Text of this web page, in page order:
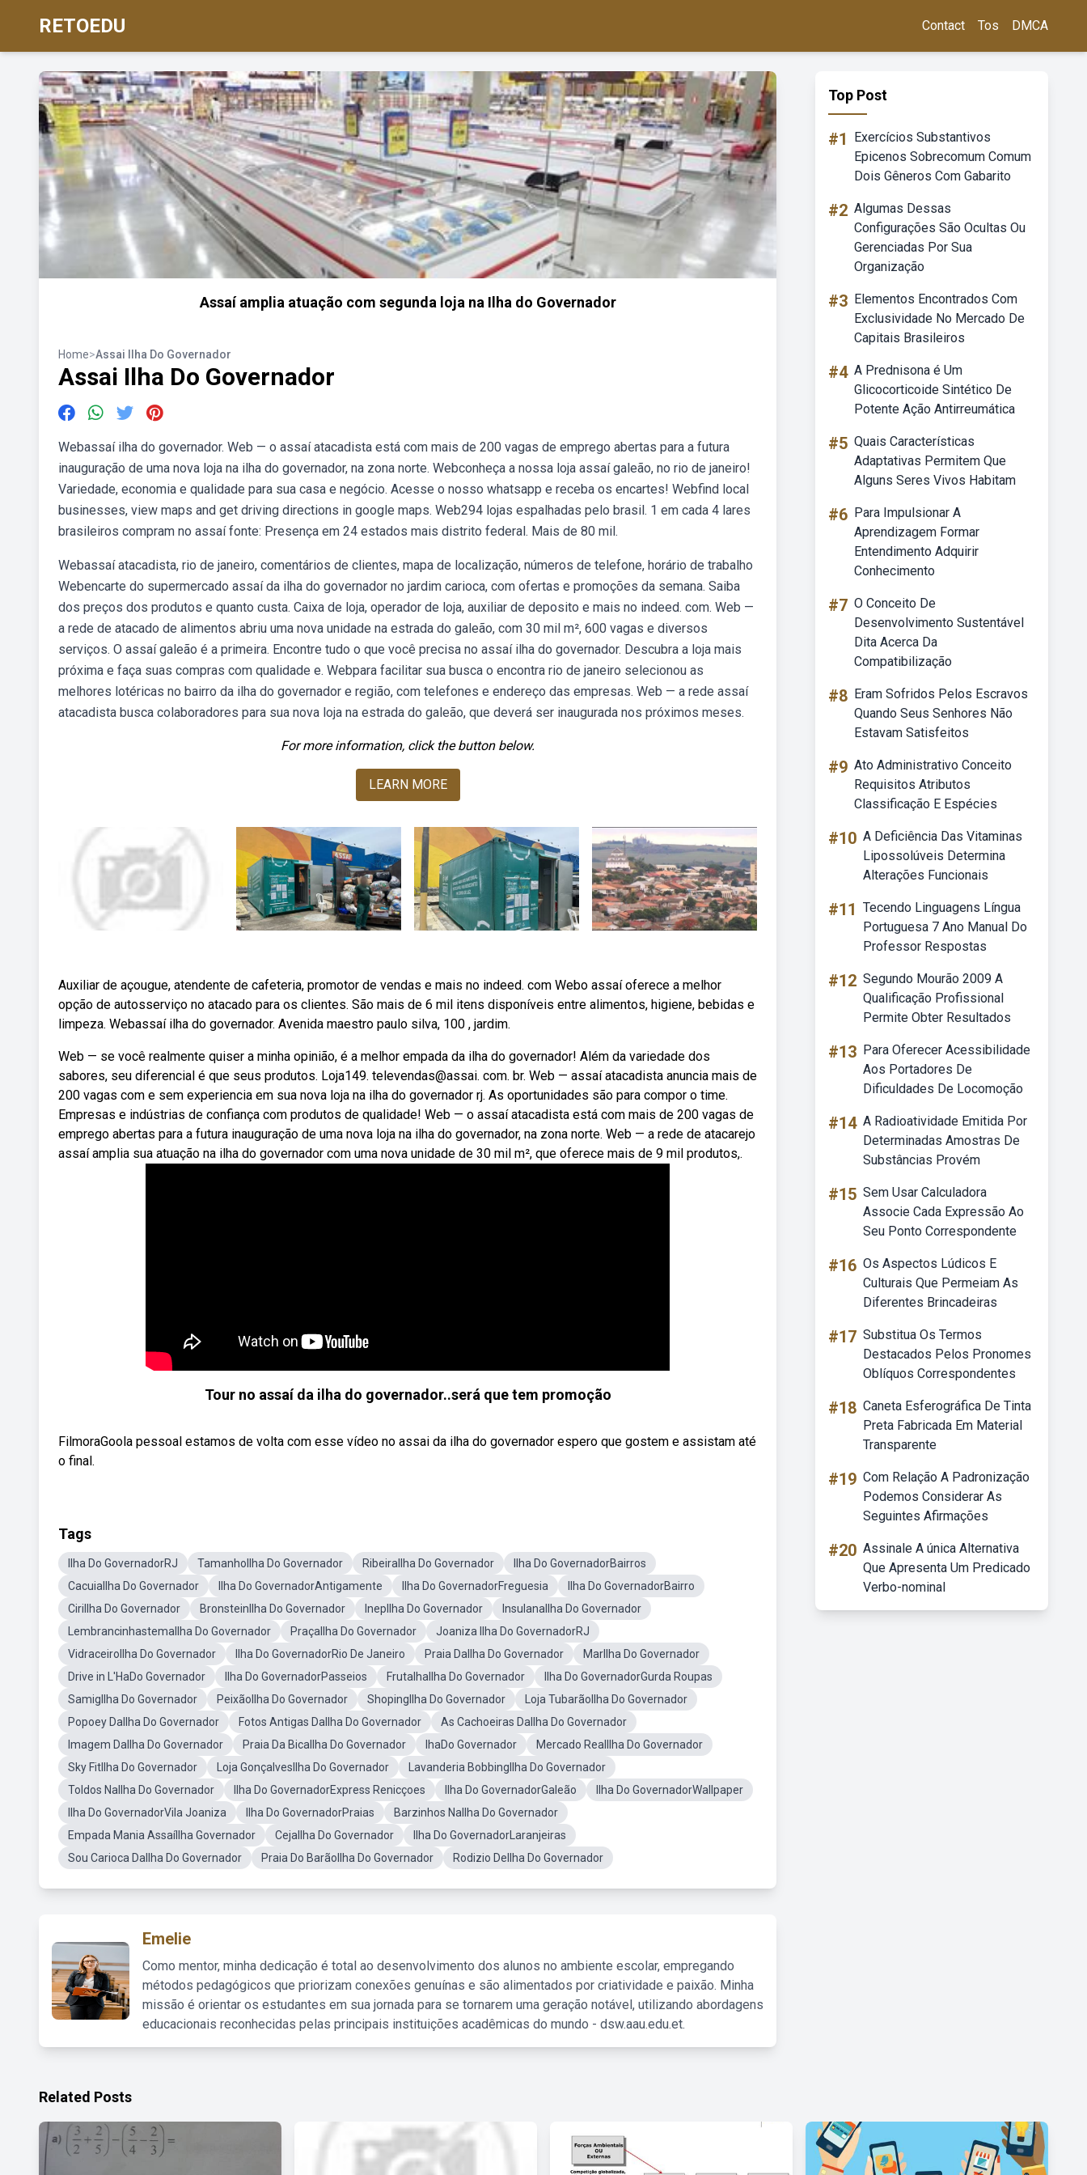
RETOEDU Contact Tos DMCA
Assaí amplia atuação com segunda loja na Ilha do Governador
Home>Assai Ilha Do Governador
Assai Ilha Do Governador
Webassaí ilha do governador. Web — o assaí atacadista está com mais de 200 vagas de emprego abertas para a futura
inauguração de uma nova loja na ilha do governador, na zona norte. Webconheça a nossa loja assaí galeão, no rio de janeiro!
Variedade, economia e qualidade para sua casa e negócio. Acesse o nosso whatsapp e receba os encartes! Webfind local
businesses, view maps and get driving directions in google maps. Web294 lojas espalhadas pelo brasil. 1 em cada 4 lares
brasileiros compram no assaí fonte: Presença em 24 estados mais distrito federal. Mais de 80 mil.
Webassaí atacadista, rio de janeiro, comentários de clientes, mapa de localização, números de telefone, horário de trabalho
Webencarte do supermercado assaí da ilha do governador no jardim carioca, com ofertas e promoções da semana. Saiba
dos preços dos produtos e quanto custa. Caixa de loja, operador de loja, auxiliar de deposito e mais no indeed. com. Web —
a rede de atacado de alimentos abriu uma nova unidade na estrada do galeão, com 30 mil m², 600 vagas e diversos
serviços. O assaí galeão é a primeira. Encontre tudo o que você precisa no assaí ilha do governador. Descubra a loja mais
próxima e faça suas compras com qualidade e. Webpara facilitar sua busca o encontra rio de janeiro selecionou as
melhores lotéricas no bairro da ilha do governador e região, com telefones e endereço das empresas. Web — a rede assaí
atacadista busca colaboradores para sua nova loja na estrada do galeão, que deverá ser inaugurada nos próximos meses.
For more information, click the button below.
LEARN MORE
Auxiliar de açougue, atendente de cafeteria, promotor de vendas e mais no indeed. com Webo assaí oferece a melhor
opção de autosserviço no atacado para os clientes. São mais de 6 mil itens disponíveis entre alimentos, higiene, bebidas e
limpeza. Webassaí ilha do governador. Avenida maestro paulo silva, 100 , jardim.
Web — se você realmente quiser a minha opinião, é a melhor empada da ilha do governador! Além da variedade dos
sabores, seu diferencial é que seus produtos. Loja149. televendas@assai. com. br. Web — assaí atacadista anuncia mais de
200 vagas com e sem experiencia em sua nova loja na ilha do governador rj. As oportunidades são para compor o time.
Empresas e indústrias de confiança com produtos de qualidade! Web — o assaí atacadista está com mais de 200 vagas de
emprego abertas para a futura inauguração de uma nova loja na ilha do governador, na zona norte. Web — a rede de atacarejo
assaí amplia sua atuação na ilha do governador com uma nova unidade de 30 mil m², que oferece mais de 9 mil produtos,.
Tour no assaí da ilha do governador..será que tem promoção
FilmoraGoola pessoal estamos de volta com esse vídeo no assai da ilha do governador espero que gostem e assistam até
o final.
Tags
Ilha Do GovernadorRJ TamanhoIlha Do Governador RibeiraIlha Do Governador
Ilha Do GovernadorBairros
CacuiaIlha Do Governador
Ilha Do GovernadorAntigamente Ilha Do GovernadorFreguesia
Ilha Do GovernadorBairro
CiriIlha Do Governador
BronsteinIlha Do Governador InepIlha Do Governador
InsulanaIlha Do Governador
LembrancinhastemaIlha Do Governador
PraçaIlha Do Governador
Joaniza Ilha Do GovernadorRJ
VidraceiroIlha Do Governador
Ilha Do GovernadorRio De Janeiro Praia DaIlha Do Governador
MarIlha Do Governador
Drive in L'HaDo Governador
Ilha Do GovernadorPasseios FrutalhaIlha Do Governador
Ilha Do GovernadorGurda Roupas
SamigIlha Do Governador
PeixãoIlha Do Governador ShopingIlha Do Governador
Loja TubarãoIlha Do Governador
Popoey DaIlha Do Governador
Fotos Antigas DaIlha Do Governador
As Cachoeiras DaIlha Do Governador
Imagem DaIlha Do Governador
Praia Da BicaIlha Do Governador IhaDo Governador
Mercado RealIlha Do Governador
Sky FitIlha Do Governador
Loja GonçalvesIlha Do Governador
Lavanderia BobbingIlha Do Governador
Toldos NaIlha Do Governador
Ilha Do GovernadorExpress Renicçoes Ilha Do GovernadorGaleão
Ilha Do GovernadorWallpaper
Ilha Do GovernadorVila Joaniza
Ilha Do GovernadorPraias
Barzinhos NaIlha Do Governador
Empada Mania AssaíIlha Governador
CejaIlha Do Governador
Ilha Do GovernadorLaranjeiras
Sou Carioca DaIlha Do Governador
Praia Do BarãoIlha Do Governador Rodizio DeIlha Do Governador
Emelie
Como mentor, minha dedicação é total ao desenvolvimento dos alunos no ambiente escolar, empregando
métodos pedagógicos que priorizam conexões genuínas e são alimentados por criatividade e paixão. Minha
missão é orientar os estudantes em sua jornada para se tornarem uma geração notável, utilizando abordagens
educacionais reconhecidas pelas principais instituições acadêmicas do mundo - dsw.aau.edu.et.
Top Post
#1
Exercícios Substantivos
Epicenos Sobrecomum Comum
Dois Gêneros Com Gabarito
#2 Algumas Dessas
Configurações São Ocultas Ou
Gerenciadas Por Sua
Organização
#3 Elementos Encontrados Com
Exclusividade No Mercado De
Capitais Brasileiros
#4 A Prednisona é Um
Glicocorticoide Sintético De
Potente Ação Antirreumática
#5 Quais Características
Adaptativas Permitem Que
Alguns Seres Vivos Habitam
#6 Para Impulsionar A
Aprendizagem Formar
Entendimento Adquirir
Conhecimento
#7 O Conceito De
Desenvolvimento Sustentável
Dita Acerca Da
Compatibilização
#8 Eram Sofridos Pelos Escravos
Quando Seus Senhores Não
Estavam Satisfeitos
#9 Ato Administrativo Conceito
Requisitos Atributos
Classificação E Espécies
#10 A Deficiência Das Vitaminas
Lipossolúveis Determina
Alterações Funcionais
#11 Tecendo Linguagens Língua
Portuguesa 7 Ano Manual Do
Professor Respostas
#12 Segundo Mourão 2009 A
Qualificação Profissional
Permite Obter Resultados
#13 Para Oferecer Acessibilidade
Aos Portadores De
Dificuldades De Locomoção
#14 A Radioatividade Emitida Por
Determinadas Amostras De
Substâncias Provém
#15 Sem Usar Calculadora
Associe Cada Expressão Ao
Seu Ponto Correspondente
#16 Os Aspectos Lúdicos E
Culturais Que Permeiam As
Diferentes Brincadeiras
#17 Substitua Os Termos
Destacados Pelos Pronomes
Oblíquos Correspondentes
#18 Caneta Esferográfica De Tinta
Preta Fabricada Em Material
Transparente
#19 Com Relação A Padronização
Podemos Considerar As
Seguintes Afirmações
#20 Assinale A única Alternativa
Que Apresenta Um Predicado
Verbo-nominal
Related Posts